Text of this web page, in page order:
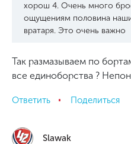
хорош 4. Очень много
ощущениям половина
вратаря. Это очень важно
Так размазываем по
все единоборства ?
Ответить Поделиться
Slawak